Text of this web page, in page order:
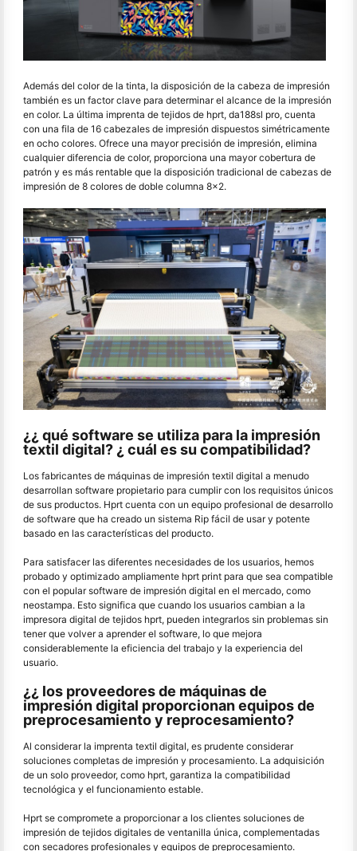
Además del color de la tinta, la disposición de la cabeza de impresión
también es un factor clave para determinar el alcance de la impresión
en color. La última imprenta de tejidos de hprt, da188sl pro, cuenta
con una fila de 16 cabezales de impresión dispuestos simétricamente
en ocho colores. Ofrece una mayor precisión de impresión, elimina
cualquier diferencia de color, proporciona una mayor cobertura de
patrón y es más rentable que la disposición tradicional de cabezas de
impresión de 8 colores de doble columna 8x2.
¿¿ qué software se utiliza para la impresión
textil digital? ¿ cuál es su compatibilidad?
Los fabricantes de máquinas de impresión textil digital a menudo
desarrollan software propietario para cumplir con los requisitos únicos
de sus productos. Hprt cuenta con un equipo profesional de desarrollo
de software que ha creado un sistema Rip fácil de usar y potente
basado en las características del producto.
Para satisfacer las diferentes necesidades de los usuarios, hemos
probado y optimizado ampliamente hprt print para que sea compatible
con el popular software de impresión digital en el mercado, como
neostampa. Esto significa que cuando los usuarios cambian a la
impresora digital de tejidos hprt, pueden integrarlos sin problemas sin
tener que volver a aprender el software, lo que mejora
considerablemente la eficiencia del trabajo y la experiencia del
usuario.
¿¿ los proveedores de máquinas de
impresión digital proporcionan equipos de
preprocesamiento y reprocesamiento?
Al considerar la imprenta textil digital, es prudente considerar
soluciones completas de impresión y procesamiento. La adquisición
de un solo proveedor, como hprt, garantiza la compatibilidad
tecnológica y el funcionamiento estable.
Hprt se compromete a proporcionar a los clientes soluciones de
impresión de tejidos digitales de ventanilla única, complementadas
con secadores profesionales y equipos de preprocesamiento.